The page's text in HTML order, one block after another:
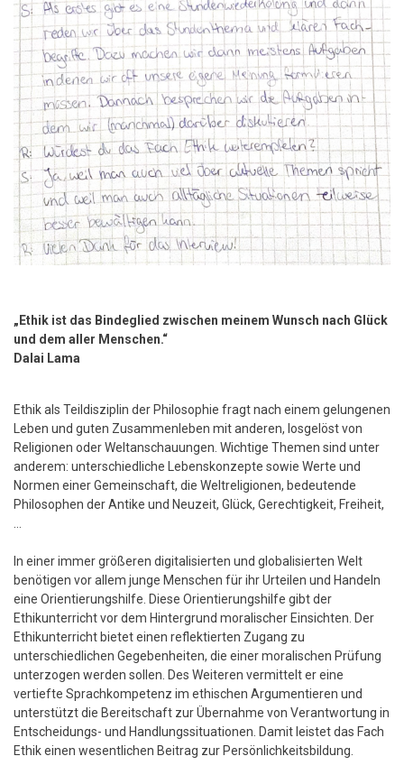
„Ethik ist das Bindeglied zwischen meinem Wunsch nach Glück
und dem aller Menschen.“
Dalai Lama
Ethik als Teildisziplin der Philosophie fragt nach einem gelungenen
Leben und guten Zusammenleben mit anderen, losgelöst von
Religionen oder Weltanschauungen. Wichtige Themen sind unter
anderem: unterschiedliche Lebenskonzepte sowie Werte und
Normen einer Gemeinschaft, die Weltreligionen, bedeutende
Philosophen der Antike und Neuzeit, Glück, Gerechtigkeit, Freiheit,
…
In einer immer größeren digitalisierten und globalisierten Welt
benötigen vor allem junge Menschen für ihr Urteilen und Handeln
eine Orientierungshilfe. Diese Orientierungshilfe gibt der
Ethikunterricht vor dem Hintergrund moralischer Einsichten. Der
Ethikunterricht bietet einen reflektierten Zugang zu
unterschiedlichen Gegebenheiten, die einer moralischen Prüfung
unterzogen werden sollen. Des Weiteren vermittelt er eine
vertiefte Sprachkompetenz im ethischen Argumentieren und
unterstützt die Bereitschaft zur Übernahme von Verantwortung in
Entscheidungs- und Handlungssituationen. Damit leistet das Fach
Ethik einen wesentlichen Beitrag zur Persönlichkeitsbildung.